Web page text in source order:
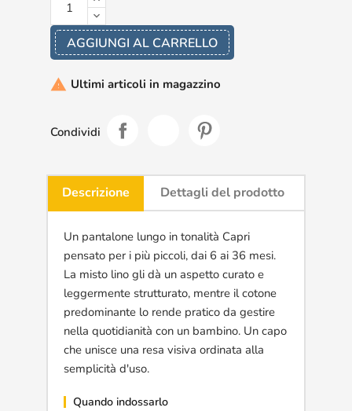
AGGIUNGI AL CARRELLO
 Ultimi articoli in magazzino
Condividi
Descrizione Dettagli del prodotto
Un pantalone lungo in tonalità Capri
pensato per i più piccoli, dai 6 ai 36 mesi.
La misto lino gli dà un aspetto curato e
leggermente strutturato, mentre il cotone
predominante lo rende pratico da gestire
nella quotidianità con un bambino. Un capo
che unisce una resa visiva ordinata alla
semplicità d'uso.
Quando indossarlo